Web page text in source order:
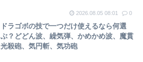
2026.08.05 08:01 0
ドラゴボの技で一つだけ使えるなら何選
ぶ？どどん波、繰気弾、かめかめ波、魔貫
光殺砲、気円斬、気功砲